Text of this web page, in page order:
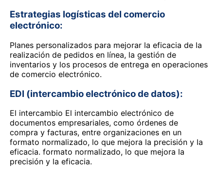
Estrategias logísticas del comercio
electrónico:
Planes personalizados para mejorar la eficacia de la
realización de pedidos en línea, la gestión de
inventarios y los procesos de entrega en operaciones
de comercio electrónico.
EDI (intercambio electrónico de datos):
El intercambio El intercambio electrónico de
documentos empresariales, como órdenes de
compra y facturas, entre organizaciones en un
formato normalizado, lo que mejora la precisión y la
eficacia. formato normalizado, lo que mejora la
precisión y la eficacia.